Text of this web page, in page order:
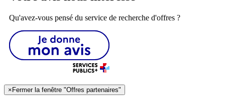
Qu'avez-vous pensé du service de recherche d'offres ?
× Fermer la fenêtre "Offres partenaires"